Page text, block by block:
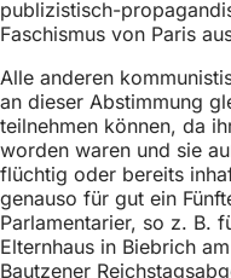
publizistisch-
Faschismus von Paris
Alle anderen
an dieser Abstimmung
teilnehmen können, da
worden waren und sie
flüchtig oder bereits
genauso für gut ein
Parlamentarier, so z. B.
Elternhaus in Biebrich
Bautzener